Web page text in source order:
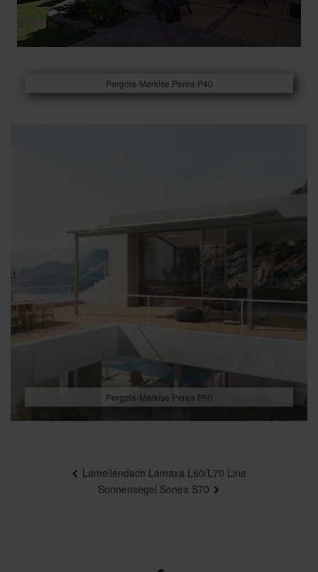
Pergola-Markise Perea P40
Pergola-Markise Perea P60
Lamellendach Lamaxa L60/L70 Line
Sonnensegel Sonea S70